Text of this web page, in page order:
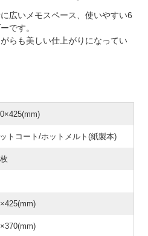
広いメモスペース、使いやすい6
です。
らも美しい仕上がりになってい
トコート/ホットメルト(紙製本)